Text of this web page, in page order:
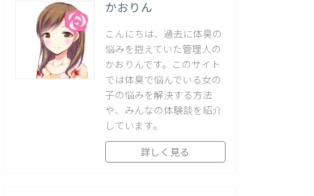
かおりん
こんにちは、過去に体臭の
悩みを抱えていた管理人の
かおりんです。このサイト
では体臭で悩んでいる女の
子の悩みを解決する方法
や、みんなの体験談を紹介
しています。
詳しく見る